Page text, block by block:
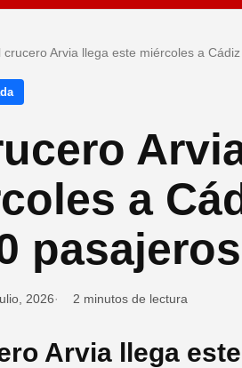
crucero Arvia llega este miércoles a
a
pasajeros
2026 2 minutos de lectura
Arvia llega